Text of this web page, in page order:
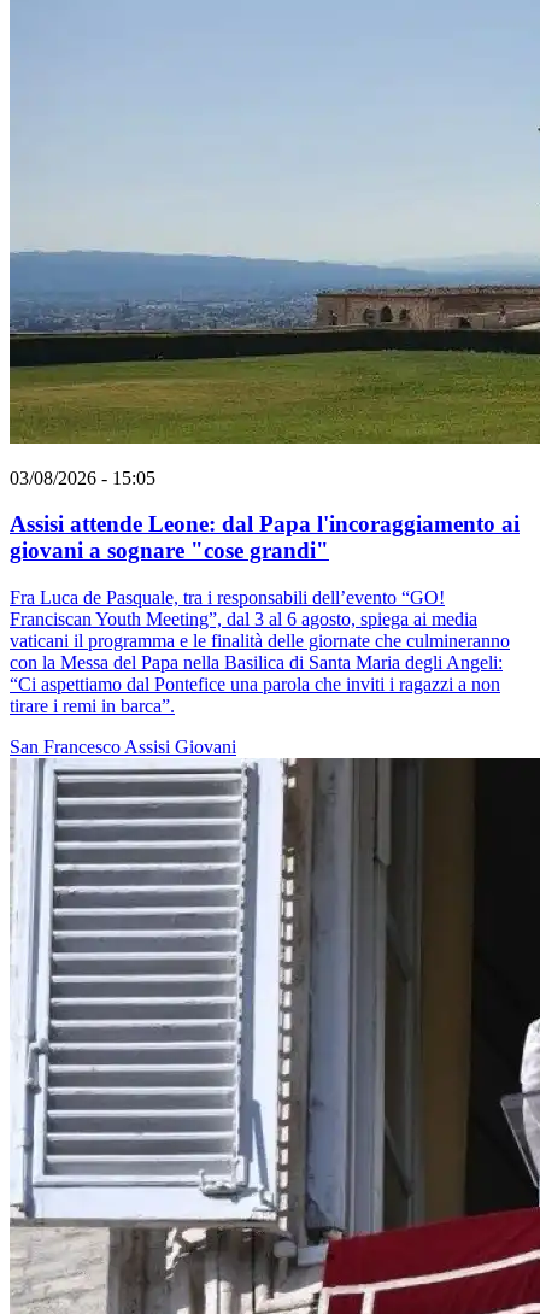
03/08/2026 - 15:05
Assisi attende Leone: dal Papa l'incoraggiamento ai
giovani a sognare "cose grandi"
Fra Luca de Pasquale, tra i responsabili dell’evento “GO!
Franciscan Youth Meeting”, dal 3 al 6 agosto, spiega ai media
vaticani il programma e le finalità delle giornate che culmineranno
con la Messa del Papa nella Basilica di Santa Maria degli Angeli:
“Ci aspettiamo dal Pontefice una parola che inviti i ragazzi a non
tirare i remi in barca”.
San Francesco Assisi Giovani